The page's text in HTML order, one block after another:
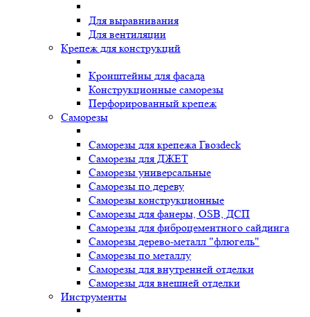
Для выравнивания
Для вентиляции
Крепеж для конструкций
Кронштейны для фасада
Конструкционные саморезы
Перфорированный крепеж
Саморезы
Саморезы для крепежа Гвозdeck
Саморезы для ДЖЕТ
Саморезы универсальные
Саморезы по дереву
Саморезы конструкционные
Cаморезы для фанеры, OSB, ДСП
Саморезы для фиброцементного сайдинга
Саморезы дерево-металл "флюгель"
Саморезы по металлу
Саморезы для внутренней отделки
Саморезы для внешней отделки
Инструменты